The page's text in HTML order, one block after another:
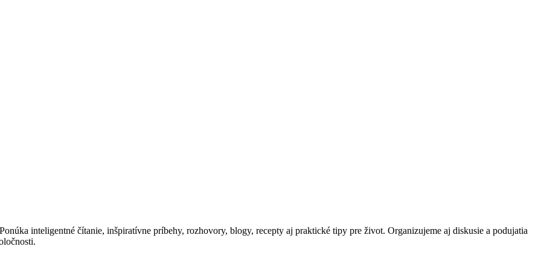
inteligentné čítanie, inšpiratívne príbehy, rozhovory, blogy, recepty aj praktické tipy pre život. Organizujeme aj diskusie a podujatia